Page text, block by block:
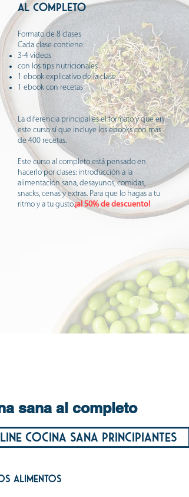
al completo
Formato de 8 clases
Cada clase contiene:
3-4 vídeos
con los tips nutricionales
1 ebook explicativo de la clase
1 ebook con recetas
La diferencia principal es el formato y que en
este curso sí queincluye los ebooks con más
de 400 recetas.
Este curso al completo está pensado en
hacerlo por clases: introducción a la
alimentación sana, desayunos, comidas,
snacks, cenas y extras. Para que lo hagas a tu
ritmo y a tu gusto.¡al 50% de descuento!
sana al completo
cocina sana principiantes
alimentos